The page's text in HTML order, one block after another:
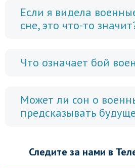
Если я видела
сне, это что-то
Что означает бой
Может ли сон о
предсказывать
Следите за нами в